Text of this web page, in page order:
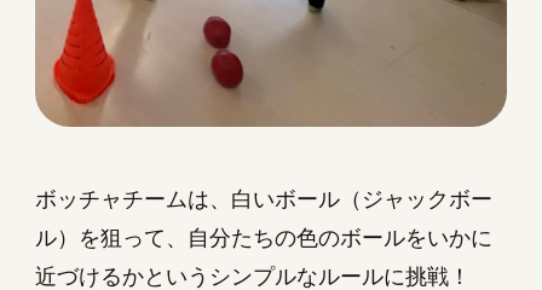
ボッチャチームは、白いボール（ジャックボー
ル）を狙って、自分たちの色のボールをいかに
近づけるかというシンプルなルールに挑戦！